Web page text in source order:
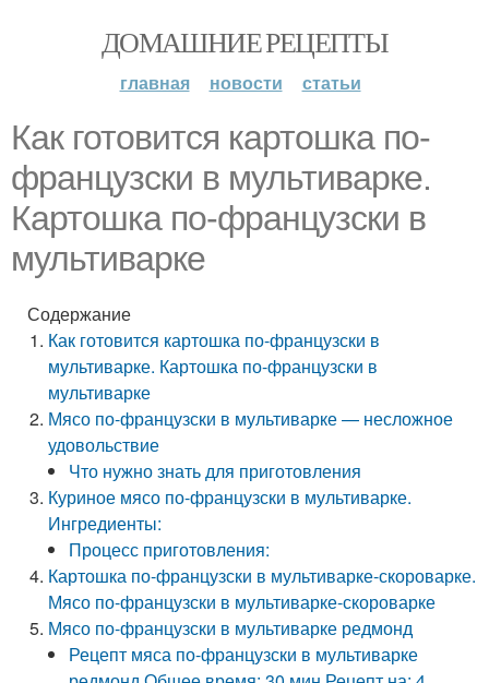
ДОМАШНИЕ РЕЦЕПТЫ
главная новости статьи
Как готовится картошка по-
французски в мультиварке.
Картошка по-французски в
мультиварке
Содержание
Как готовится картошка по-французски в
мультиварке. Картошка по-французски в
мультиварке
Мясо по-французски в мультиварке — несложное
удовольствие
Что нужно знать для приготовления
Куриное мясо по-французски в мультиварке.
Ингредиенты:
Процесс приготовления:
Картошка по-французски в мультиварке-скороварке.
Мясо по-французски в мультиварке-скороварке
Мясо по-французски в мультиварке редмонд
Рецепт мяса по-французски в мультиварке